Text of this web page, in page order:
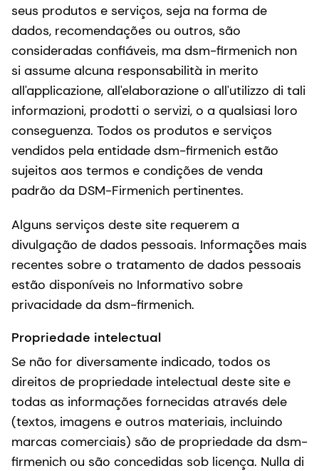
seus produtos e serviços, seja na forma de
dados, recomendações ou outros, são
consideradas confiáveis, ma dsm-firmenich non
si assume alcuna responsabilità in merito
all'applicazione, all'elaborazione o all'utilizzo di tali
informazioni, prodotti o servizi, o a qualsiasi loro
conseguenza. Todos os produtos e serviços
vendidos pela entidade dsm-firmenich estão
sujeitos aos termos e condições de venda
padrão da DSM-Firmenich pertinentes.
Alguns serviços deste site requerem a
divulgação de dados pessoais. Informações mais
recentes sobre o tratamento de dados pessoais
estão disponíveis no Informativo sobre
privacidade da dsm-firmenich.
Propriedade intelectual
Se não for diversamente indicado, todos os
direitos de propriedade intelectual deste site e
todas as informações fornecidas através dele
(textos, imagens e outros materiais, incluindo
marcas comerciais) são de propriedade da dsm-
firmenich ou são concedidas sob licença. Nulla di